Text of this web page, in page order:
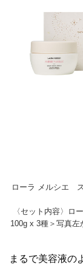
ローラ メルシエ
〈セット内容〉ロ
100g x 3種＞写真
まるで美容液の